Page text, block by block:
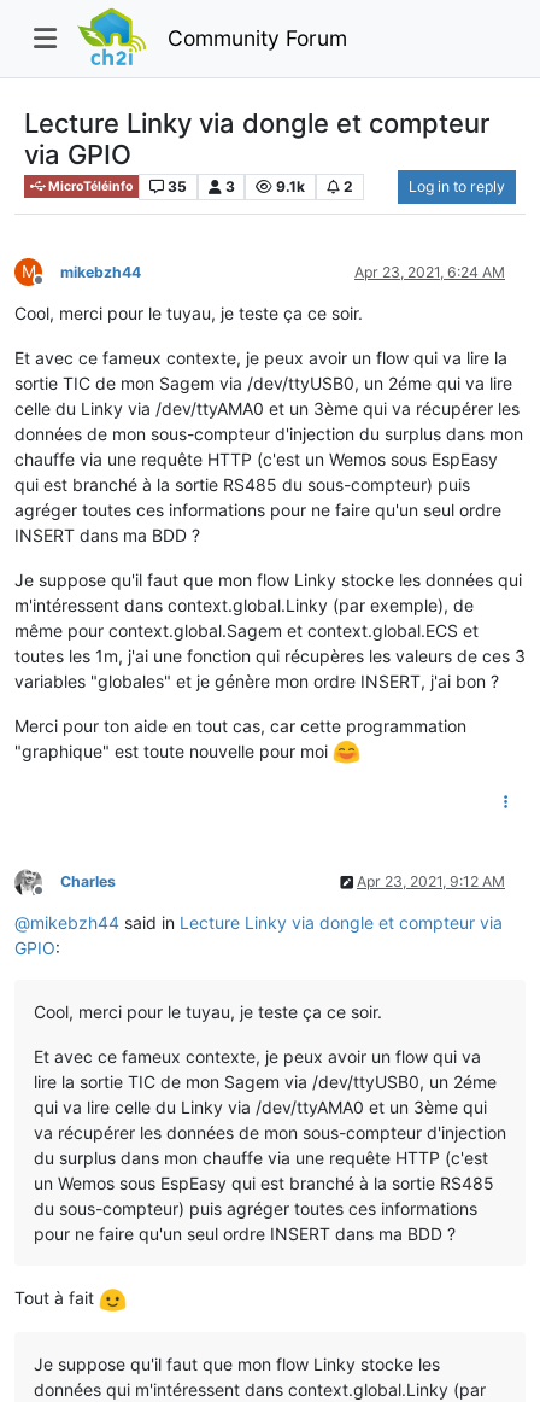
Community Forum
Lecture Linky via dongle et compteur
via GPIO
MicroTéléinfo 35 3 9.1k 2 Log in to reply
M
Offline
mikebzh44 Apr 23, 2021, 6:24 AM
Cool, merci pour le tuyau, je teste ça ce soir.
Et avec ce fameux contexte, je peux avoir un flow qui va lire la
sortie TIC de mon Sagem via /dev/ttyUSB0, un 2éme qui va lire
celle du Linky via /dev/ttyAMA0 et un 3ème qui va récupérer les
données de mon sous-compteur d'injection du surplus dans mon
chauffe via une requête HTTP (c'est un Wemos sous EspEasy
qui est branché à la sortie RS485 du sous-compteur) puis
agréger toutes ces informations pour ne faire qu'un seul ordre
INSERT dans ma BDD ?
Je suppose qu'il faut que mon flow Linky stocke les données qui
m'intéressent dans context.global.Linky (par exemple), de
même pour context.global.Sagem et context.global.ECS et
toutes les 1m, j'ai une fonction qui récupères les valeurs de ces 3
variables "globales" et je génère mon ordre INSERT, j'ai bon ?
Merci pour ton aide en tout cas, car cette programmation
"graphique" est toute nouvelle pour moi
Offline
Charles Apr 23, 2021, 9:12 AM
@mikebzh44 said in Lecture Linky via dongle et compteur via
GPIO:
Cool, merci pour le tuyau, je teste ça ce soir.
Et avec ce fameux contexte, je peux avoir un flow qui va
lire la sortie TIC de mon Sagem via /dev/ttyUSB0, un 2éme
qui va lire celle du Linky via /dev/ttyAMA0 et un 3ème qui
va récupérer les données de mon sous-compteur d'injection
du surplus dans mon chauffe via une requête HTTP (c'est
un Wemos sous EspEasy qui est branché à la sortie RS485
du sous-compteur) puis agréger toutes ces informations
pour ne faire qu'un seul ordre INSERT dans ma BDD ?
Tout à fait
Je suppose qu'il faut que mon flow Linky stocke les
données qui m'intéressent dans context.global.Linky (par